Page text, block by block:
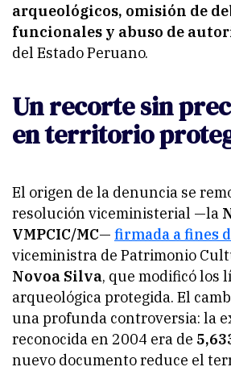
arqueológicos, omisión de
funcionales y abuso de
del Estado Peruano.
Un recorte sin
en territorio
El origen de la denuncia se
resolución viceministerial —la
VMPCIC/MC— firmada a fines
viceministra de Patrimonio
Novoa Silva, que modificó los
arqueológica protegida. El
una profunda controversia: la
reconocida en 2004 era de
nuevo documento reduce el